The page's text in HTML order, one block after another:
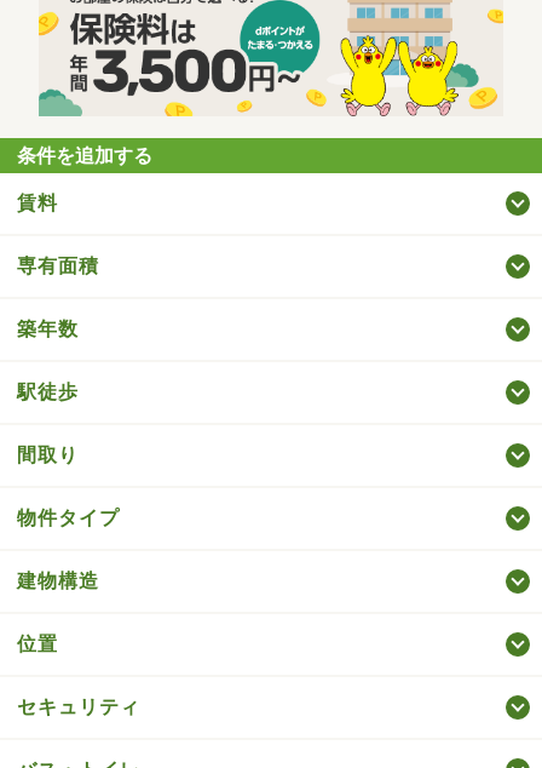
条件を追加する
賃料
専有面積
築年数
駅徒歩
間取り
物件タイプ
建物構造
位置
セキュリティ